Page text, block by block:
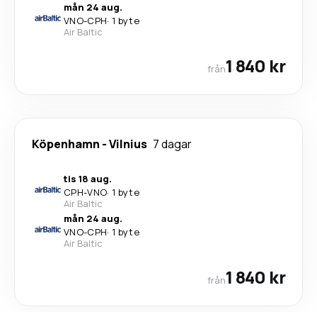
mån 24 aug.
VNO-CPH· 1 byte
Air Baltic
från1 840 kr
Köpenhamn -Vilnius 7 dagar
tis 18 aug.
CPH-VNO· 1 byte
Air Baltic
mån 24 aug.
VNO-CPH· 1 byte
Air Baltic
från1 840 kr